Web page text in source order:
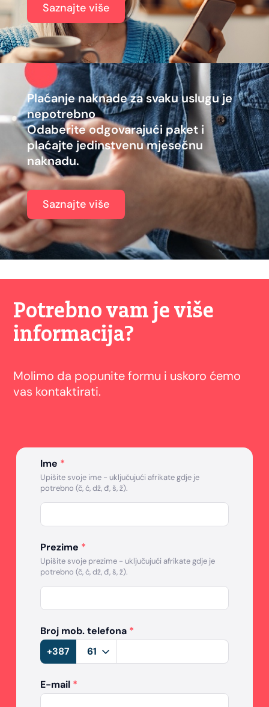
Saznajte više
Plaćanje naknade za svaku uslugu je
nepotrebno
Odaberite odgovarajući paket i
plaćajte jedinstvenu mjesečnu
naknadu.
Saznajte više
Potrebno vam je više
informacija?
Molimo da popunite formu i uskoro ćemo
vas kontaktirati.
Ime *
Upišite svoje ime - uključujući afrikate gdje je
potrebno (č, ć, dž, đ, š, ž).
Prezime *
Upišite svoje prezime - uključujući afrikate gdje je
potrebno (č, ć, dž, đ, š, ž).
Broj mob. telefona *
+387
E-mail *